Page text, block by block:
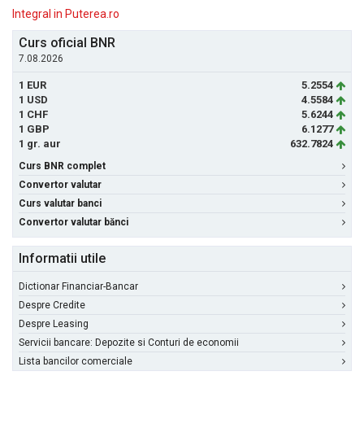
Integral in Puterea.ro
Curs oficial BNR
7.08.2026
1 EUR
5.2554
1 USD
4.5584
1 CHF
5.6244
1 GBP
6.1277
1 gr. aur
632.7824
Curs BNR complet
Convertor valutar
Curs valutar banci
Convertor valutar bănci
Informatii utile
Dictionar Financiar-Bancar
Despre Credite
Despre Leasing
Servicii bancare: Depozite si Conturi de economii
Lista bancilor comerciale